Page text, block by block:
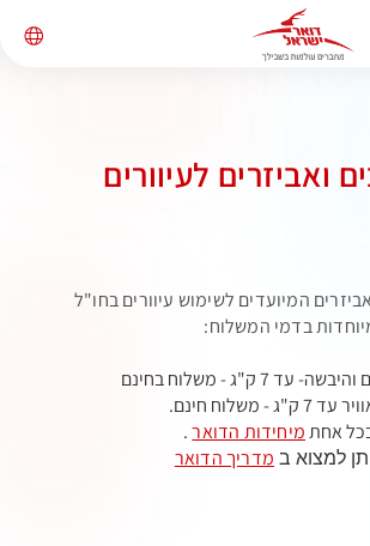
ואביזרים לעיוורים
המיועדים לשימוש עיוורים בחו"ל
בדמי המשלוח:
7 ק"ג - משלוח בחינם
משלוח חינם.
אחתמיחידות הדואר.
למצוא ב מדריך הדואר